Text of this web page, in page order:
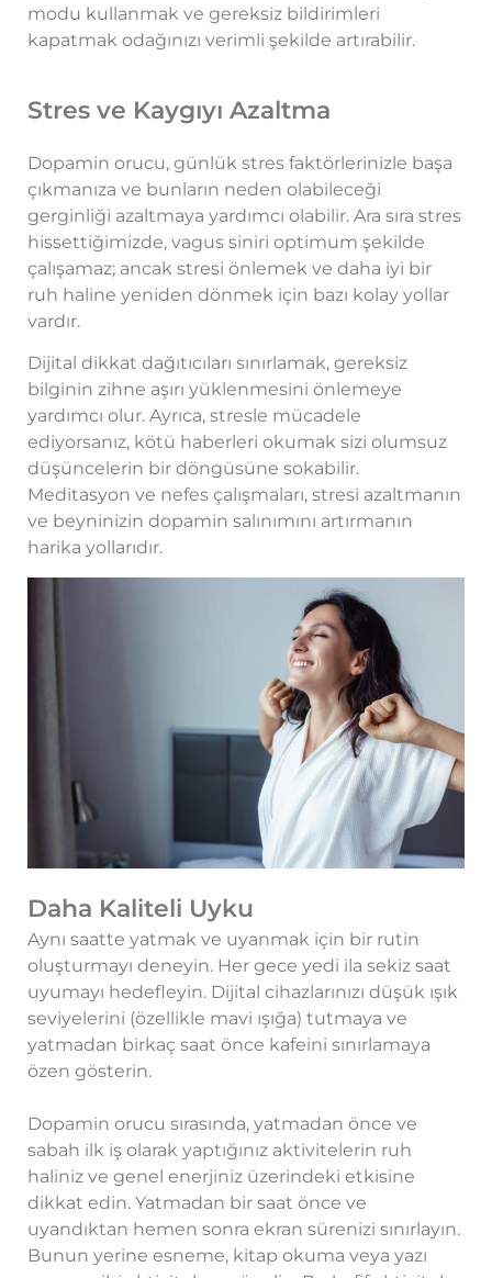
modu kullanmak ve gereksiz bildirimleri
kapatmak odağınızı verimli şekilde artırabilir.
Stres ve Kaygıyı Azaltma
Dopamin orucu, günlük stres faktörlerinizle başa
çıkmanıza ve bunların neden olabileceği
gerginliği azaltmaya yardımcı olabilir. Ara sıra stres
hissettiğimizde, vagus siniri optimum şekilde
çalışamaz; ancak stresi önlemek ve daha iyi bir
ruh haline yeniden dönmek için bazı kolay yollar
vardır.
Dijital dikkat dağıtıcıları sınırlamak, gereksiz
bilginin zihne aşırı yüklenmesini önlemeye
yardımcı olur. Ayrıca, stresle mücadele
ediyorsanız, kötü haberleri okumak sizi olumsuz
düşüncelerin bir döngüsüne sokabilir.
Meditasyon ve nefes çalışmaları, stresi azaltmanın
ve beyninizin dopamin salınımını artırmanın
harika yollarıdır.
Daha Kaliteli Uyku
Aynı saatte yatmak ve uyanmak için bir rutin
oluşturmayı deneyin. Her gece yedi ila sekiz saat
uyumayı hedefleyin. Dijital cihazlarınızı düşük ışık
seviyelerini (özellikle mavi ışığa) tutmaya ve
yatmadan birkaç saat önce kafeini sınırlamaya
özen gösterin.
Dopamin orucu sırasında, yatmadan önce ve
sabah ilk iş olarak yaptığınız aktivitelerin ruh
haliniz ve genel enerjiniz üzerindeki etkisine
dikkat edin. Yatmadan bir saat önce ve
uyandıktan hemen sonra ekran sürenizi sınırlayın.
Bunun yerine esneme, kitap okuma veya yazı